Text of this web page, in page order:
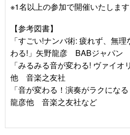
※1名以上の参加で開催いたします
【参考図書】
「すごい!ナンバ術: 疲れず、無
わる!」矢野龍彦 BABジャパン
「みるみる音が変わる! ヴァイ
他 ‎音楽之友社
「音が変わる！演奏がラクにな
龍彦他 ‎音楽之友社など